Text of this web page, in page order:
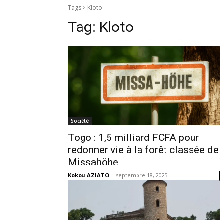
Tags Kloto
Tag: Kloto
Société
Togo : 1,5 milliard FCFA pour
redonner vie à la forêt classée de
Missahöhe
Kokou AZIATO - septembre 18, 2025